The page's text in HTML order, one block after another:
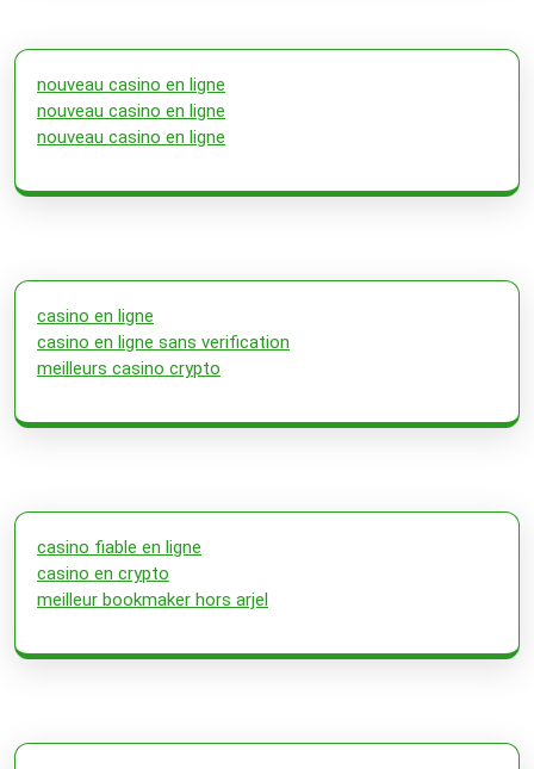
nouveau casino en ligne
nouveau casino en ligne
nouveau casino en ligne
casino en ligne
casino en ligne sans verification
meilleurs casino crypto
casino fiable en ligne
casino en crypto
meilleur bookmaker hors arjel